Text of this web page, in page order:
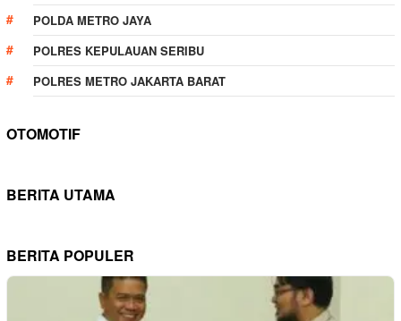
POLDA METRO JAYA
POLRES KEPULAUAN SERIBU
POLRES METRO JAKARTA BARAT
OTOMOTIF
BERITA UTAMA
BERITA POPULER